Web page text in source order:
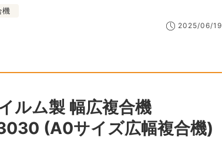
機
2025/06/19
ルム製 幅広複合機
(A0サイズ広幅複合機)